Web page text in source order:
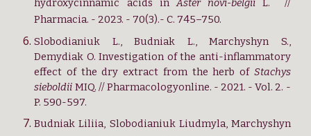
hydroxycinnamic acids inAster novi-belgii L. //
Pharmacia. - 2023. - 70(3).- C. 745–750.
Slobodianiuk L., Budniak L., Marchyshyn S.,
Demydiak O. Investigation of the anti-inflammatory
effect of the dry extract from the herb of Stachys
sieboldii MIQ. // Pharmacologyonline. - 2021. - Vol. 2. -
P. 590-597.
Budniak Liliia, Slobodianiuk Liudmyla, Marchyshyn